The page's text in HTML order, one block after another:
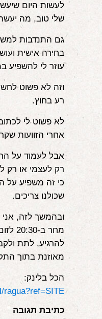
לעשות היום
שלי טוב, מה
גם התנדבות
בחירה אישית
עוזר לי להשפיע
וזה לא פשוט
רע בחוץ.
לא פשוט לי
אחרי הזוועות
אבל לעמוד על
רק לעצמי או רק
כי זה משפיע על
שכולנו צריכים.
ובהמשך לזה,
מחר
להרגיע, לתת
מאוזנת בתוך
הכל בלינק:
ragua?ref=SITE
כתיבת תגובה